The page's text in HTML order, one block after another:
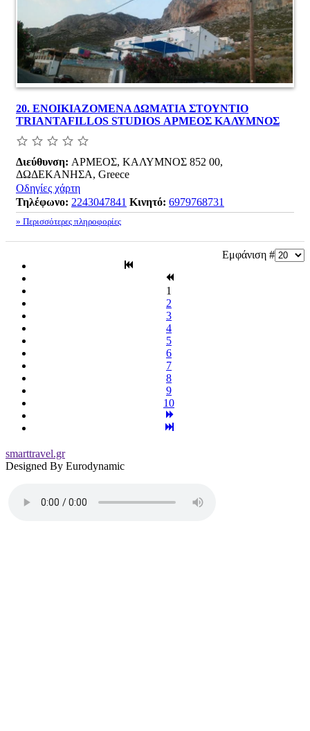
20. ΕΝΟΙΚΙΑΖΟΜΕΝΑ ΔΩΜΑΤΙΑ ΣΤΟΥΝΤΙΟ
TRIANTAFILLOS STUDIOS ΑΡΜΕΟΣ ΚΑΛΥΜΝΟΣ
Διεύθυνση: ΑΡΜΕΟΣ, ΚΑΛΥΜΝΟΣ 852 00,
ΔΩΔΕΚΑΝΗΣΑ, Greece
Οδηγίες χάρτη
Τηλέφωνο: 2243047841 Κινητό: 6979768731
» Περισσότερες πληροφορίες
Εμφάνιση #
1
2
3
4
5
6
7
8
9
10
smarttravel.gr
Designed By Eurodynamic